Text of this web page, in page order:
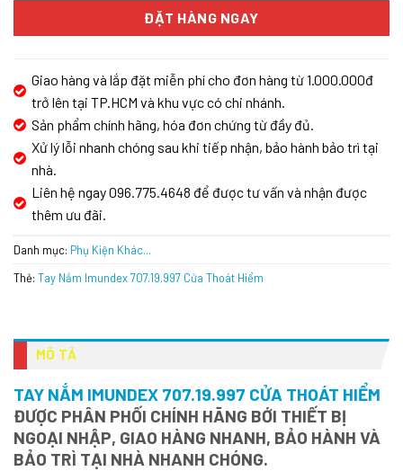
ĐẶT HÀNG NGAY
Giao hàng và lắp đặt miễn phí cho đơn hàng từ 1.000.000đ
trở lên tại TP.HCM và khu vực có chi nhánh.
Sản phẩm chính hãng, hóa đơn chứng từ đầy đủ.
Xử lý lỗi nhanh chóng sau khi tiếp nhận, bảo hành bảo trì tại
nhà.
Liên hệ ngay 096.775.4648 để được tư vấn và nhận được
thêm ưu đãi.
Danh mục: Phụ Kiện Khác...
Thẻ: Tay Nắm Imundex 707.19.997 Cửa Thoát Hiểm
MÔ TẢ
TAY NẮM IMUNDEX 707.19.997 CỬA THOÁT HIỂM
ĐƯỢC PHÂN PHỐI CHÍNH HÃNG BỚI THIẾT BỊ
NGOẠI NHẬP, GIAO HÀNG NHANH, BẢO HÀNH VÀ
BẢO TRÌ TẠI NHÀ NHANH CHÓNG.